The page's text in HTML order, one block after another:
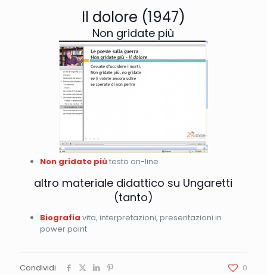
Il dolore (1947)
Non gridate più
Non gridate piùtesto on-line
altro materiale didattico su Ungaretti
(tanto)
Biografia vita, interpretazioni, presentazioni in
power point
Condividi 0